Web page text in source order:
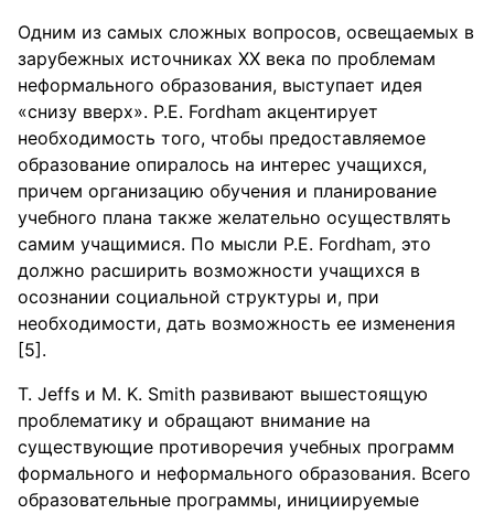
Одним из самых сложных вопросов, освещаемых в
зарубежных источниках ХХ века по проблемам
неформального образования, выступает идея
«снизу вверх». Р.Е. Fordham акцентирует
необходимость того, чтобы предоставляемое
образование опиралось на интерес учащихся,
причем организацию обучения и планирование
учебного плана также желательно осуществлять
самим учащимися. По мысли Р.Е. Fordham, это
должно расширить возможности учащихся в
осознании социальной структуры и, при
необходимости, дать возможность ее изменения
[5].
T. Jeffs и M. K. Smith развивают вышестоящую
проблематику и обращают внимание на
существующие противоречия учебных программ
формального и неформального образования. Всего
образовательные программы, инициируемые